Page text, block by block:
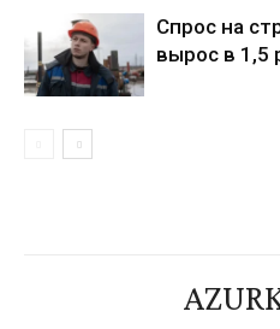
Спрос на
вырос в 1,5